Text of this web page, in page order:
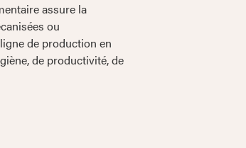
assure la
ou
de production en
de productivité, de